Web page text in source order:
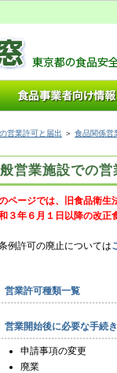
営業許可と届出 ＞ 食品関係営
営業施設での営
ページでは、旧食品衛生
３年６月１日以降の改正
例許可の廃止については
営業許可種類一覧
営業開始後に必要な手続き
申請事項の変更
廃業